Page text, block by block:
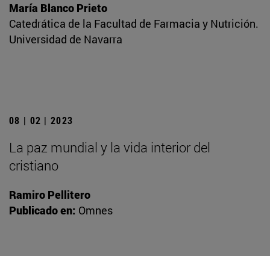
María Blanco Prieto
Catedrática de la Facultad de Farmacia y Nutrición.
Universidad de Navarra
08 | 02 | 2023
La paz mundial y la vida interior del
cristiano
Ramiro Pellitero
Publicado en: Omnes